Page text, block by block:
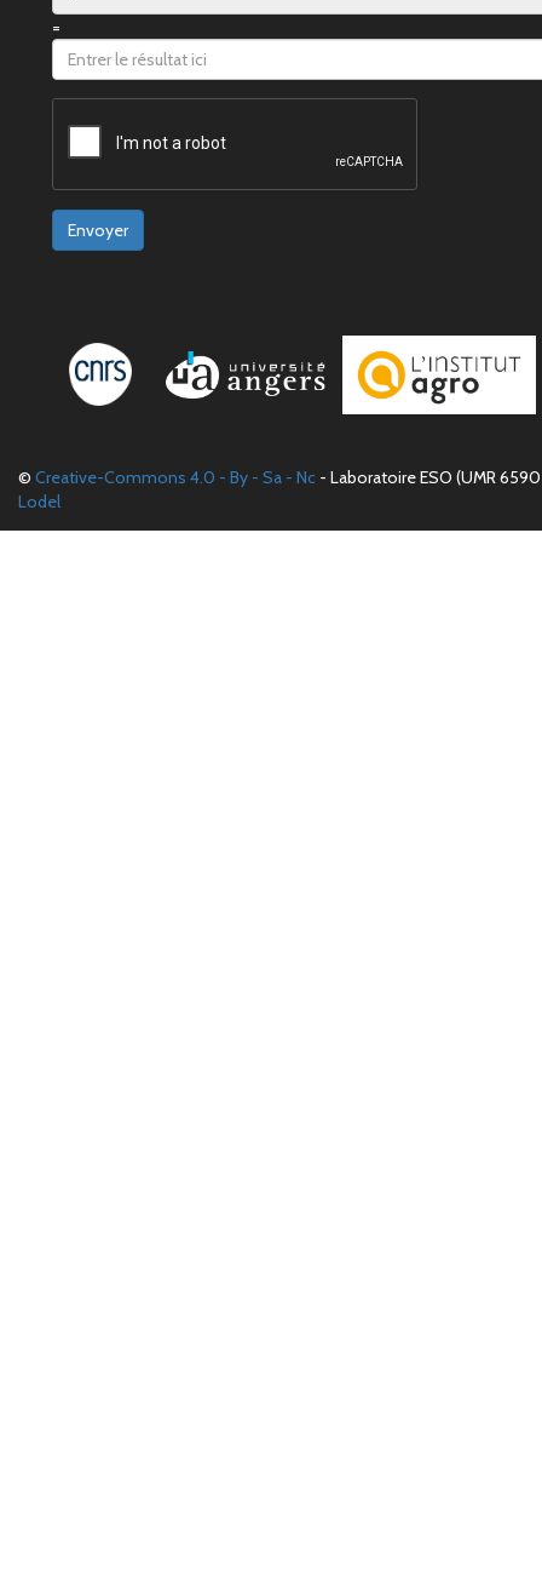
=
Envoyer
© Creative-Commons 4.0 - By - Sa - Nc - Laboratoire ESO (UMR
Lodel